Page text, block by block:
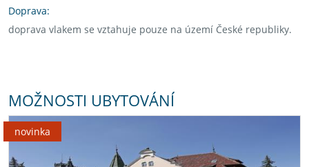
Doprava:
doprava vlakem se vztahuje pouze na území České republiky.
MOŽNOSTI UBYTOVÁNÍ
novinka